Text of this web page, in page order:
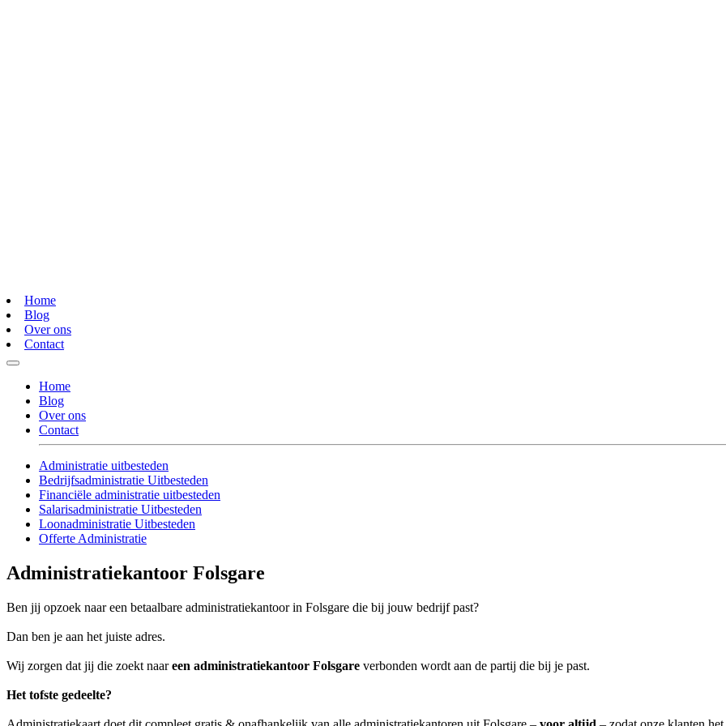
Home
Blog
Over ons
Contact
Home
Blog
Over ons
Contact
Administratie uitbesteden
Bedrijfsadministratie Uitbesteden
Financiële administratie uitbesteden
Salarisadministratie Uitbesteden
Loonadministratie Uitbesteden
Offerte Administratie
Administratiekantoor Folsgare
Ben jij opzoek naar een betaalbare administratiekantoor in Folsgare die bij jouw bedrijf past?
Dan ben je aan het juiste adres.
Wij zorgen dat jij die zoekt naareen administratiekantoor Folsgare verbonden wordt aan de partij die bij je past.
Het tofste gedeelte?